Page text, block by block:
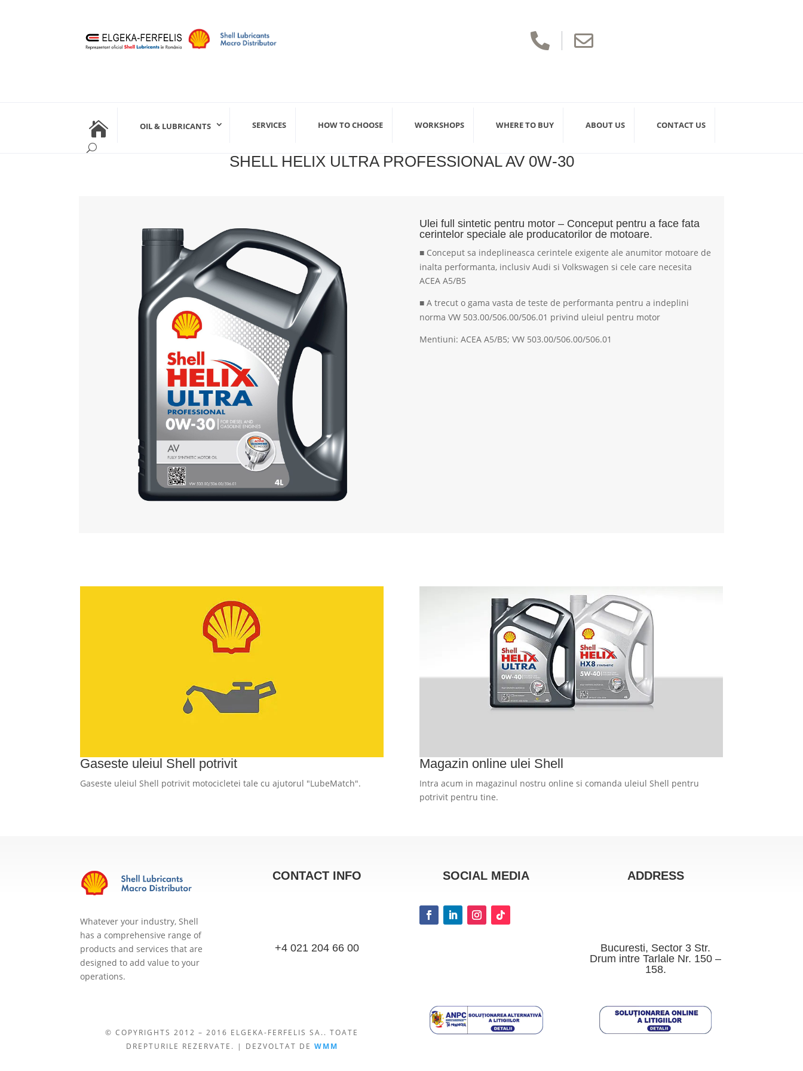
 
 OIL & LUBRICANTS SERVICES HOW TO CHOOSE WORKSHOPS WHERE TO BUY ABOUT US CONTACT US
SHELL HELIX ULTRA PROFESSIONAL AV 0W-30
Ulei full sintetic pentru motor – Conceput pentru a face fata
cerintelor speciale ale producatorilor de motoare.
■Conceput sa indeplineasca cerintele exigente ale anumitor motoare de
inalta performanta, inclusiv Audi si Volkswagen si cele care necesita
ACEA A5/B5
■A trecut o gama vasta de teste de performanta pentru a indeplini
norma VW 503.00/506.00/506.01 privind uleiul pentru motor
Mentiuni: ACEA A5/B5; VW 503.00/506.00/506.01
Gaseste uleiul Shell potrivit
Gaseste uleiul Shell potrivit motocicletei tale cu ajutorul "LubeMatch".
Magazin online ulei Shell
Intra acum in magazinul nostru online si comanda uleiul Shell pentru
potrivit pentru tine.
Whatever your industry, Shell
has a comprehensive range of
products and services that are
designed to add value to your
operations.
CONTACT INFO
+4 021 204 66 00
SOCIAL MEDIA ADDRESS
Bucuresti, Sector 3 Str.
Drum intre Tarlale Nr. 150 –
158.
© COPYRIGHTS 2012 – 2016 ELGEKA-FERFELIS SA.. TOATE
DREPTURILE REZERVATE. | DEZVOLTAT DE WMM